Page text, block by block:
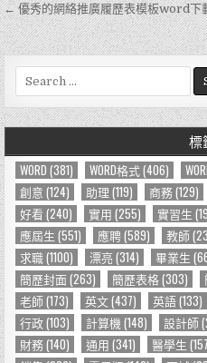
文
章
導
覽
← 優秀的網絡推廣履歷表模板word下
e
a
r
h
f
o
r
標
WORD (381) WORD格式(406)
創意 (124) 助理 (119) 商務(129)
好看 (240) 實用 (255) 實習生
應屆生 (551) 應聘(589) 教師
求職(1100) 漂亮 (314) 畢業生
簡歷封面(263) 簡歷表格(303)
老師(173) 英文(437) 英語(133)
行政(103) 計算機 (148) 設計師
財務(140) 通用 (341) 醫學生